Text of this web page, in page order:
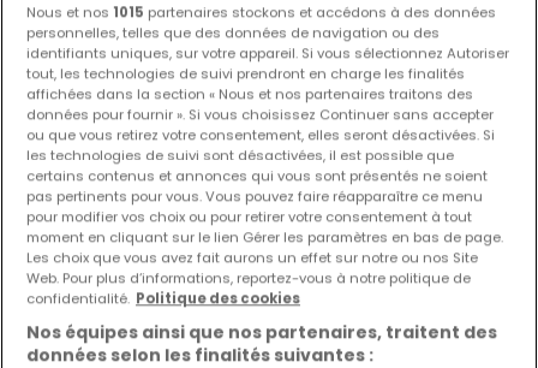
Local commercial à vendre àEttelbruck
295 000 €
Nous et nos 1015 partenaires stockons et accédons à des données
personnelles, telles que des données de navigation ou des
identifiants uniques, sur votre appareil. Si vous sélectionnez Autoriser
tout, les technologies de suivi prendront en charge les finalités
affichées dans la section « Nous et nos partenaires traitons des
données pour fournir ». Si vous choisissez Continuer sans accepter
ou que vous retirez votre consentement, elles seront désactivées. Si
les technologies de suivi sont désactivées, il est possible que
certains contenus et annonces qui vous sont présentés ne soient
pas pertinents pour vous. Vous pouvez faire réapparaître ce menu
pour modifier vos choix ou pour retirer votre consentement à tout
moment en cliquant sur le lien Gérer les paramètres en bas de page.
Les choix que vous avez fait aurons un effet sur notre ou nos Site
Web. Pour plus d’informations, reportez-vous à notre politique de
confidentialité. Politique des cookies
Nos équipes ainsi que nos partenaires, traitent des
données selon les finalités suivantes :